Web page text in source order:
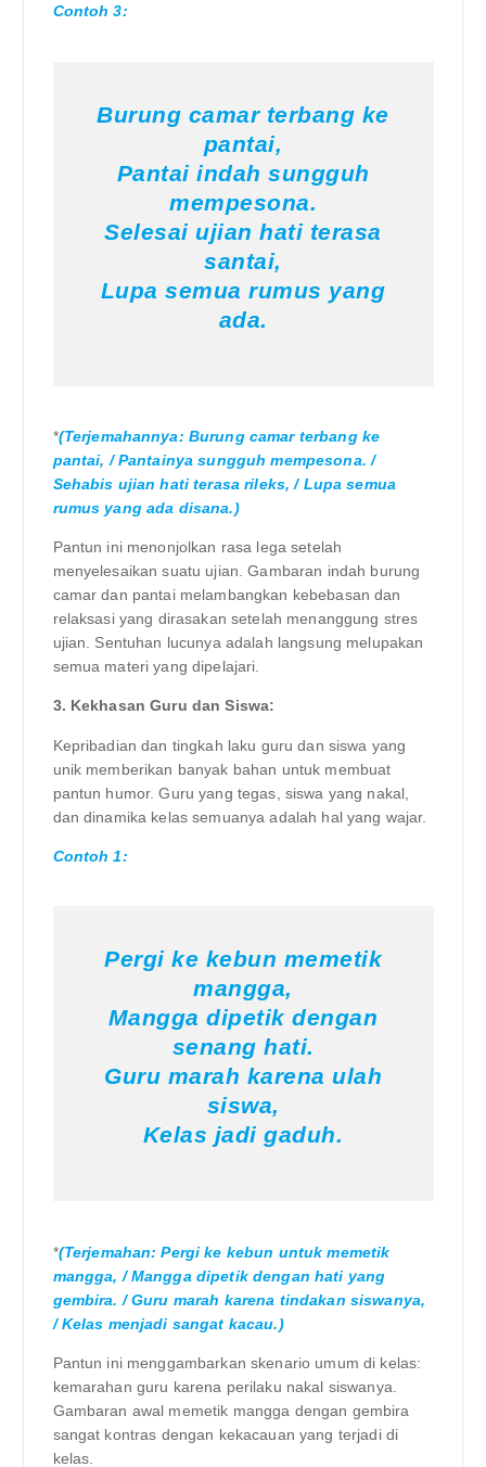
Contoh 3:
Burung camar terbang ke
pantai,
Pantai indah sungguh
mempesona.
Selesai ujian hati terasa
santai,
Lupa semua rumus yang
ada.
*(Terjemahannya: Burung camar terbang ke
pantai, / Pantainya sungguh mempesona. /
Sehabis ujian hati terasa rileks, / Lupa semua
rumus yang ada disana.)
Pantun ini menonjolkan rasa lega setelah
menyelesaikan suatu ujian. Gambaran indah burung
camar dan pantai melambangkan kebebasan dan
relaksasi yang dirasakan setelah menanggung stres
ujian. Sentuhan lucunya adalah langsung melupakan
semua materi yang dipelajari.
3. Kekhasan Guru dan Siswa:
Kepribadian dan tingkah laku guru dan siswa yang
unik memberikan banyak bahan untuk membuat
pantun humor. Guru yang tegas, siswa yang nakal,
dan dinamika kelas semuanya adalah hal yang wajar.
Contoh 1:
Pergi ke kebun memetik
mangga,
Mangga dipetik dengan
senang hati.
Guru marah karena ulah
siswa,
Kelas jadi gaduh.
*(Terjemahan: Pergi ke kebun untuk memetik
mangga, / Mangga dipetik dengan hati yang
gembira. / Guru marah karena tindakan siswanya,
/ Kelas menjadi sangat kacau.)
Pantun ini menggambarkan skenario umum di kelas:
kemarahan guru karena perilaku nakal siswanya.
Gambaran awal memetik mangga dengan gembira
sangat kontras dengan kekacauan yang terjadi di
kelas.